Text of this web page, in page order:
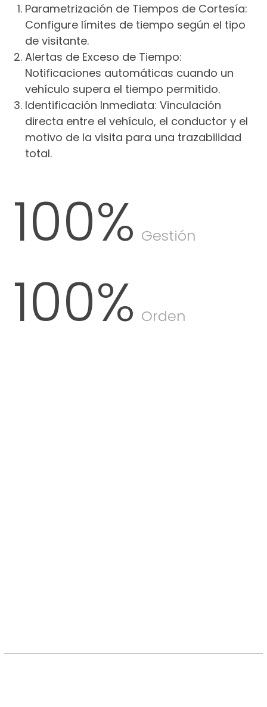
Parametrización de Tiempos de Cortesía:
Configure límites de tiempo según el tipo
de visitante.
Alertas de Exceso de Tiempo:
Notificaciones automáticas cuando un
vehículo supera el tiempo permitido.
Identificación Inmediata: Vinculación
directa entre el vehículo, el conductor y el
motivo de la visita para una trazabilidad
total.
100% Gestión
100% Orden